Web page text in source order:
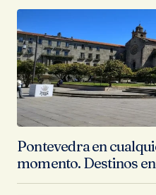
Pontevedra en
momento. Destinos